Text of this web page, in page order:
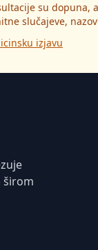
su dopuna,
slučajeve,
izjavu
širom